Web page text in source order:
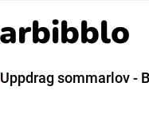
webbplatsen
Uppdrag sommarlov -